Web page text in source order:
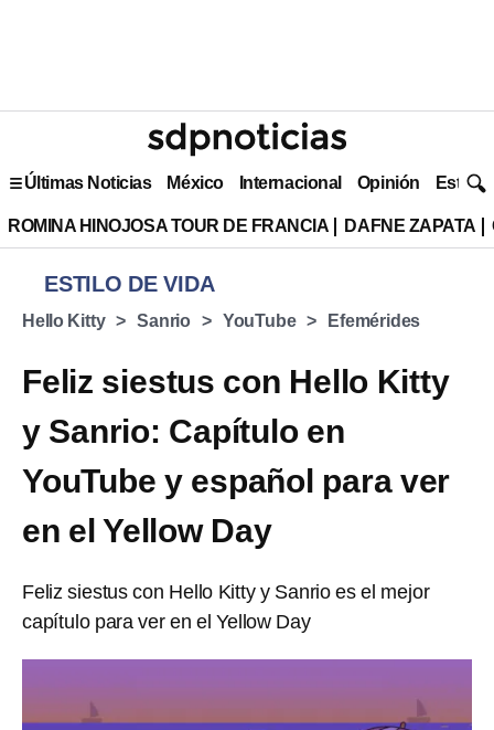
Últimas Noticias México Internacional Opinión Estilo
ROMINA HINOJOSA TOUR DE FRANCIA DAFNE ZAPATA
ESTILO DE VIDA
Hello Kitty Sanrio YouTube Efemérides
Feliz siestus con Hello Kitty
y Sanrio: Capítulo en
YouTube y español para ver
en el Yellow Day
Feliz siestus con Hello Kitty y Sanrio es el mejor
capítulo para ver en el Yellow Day